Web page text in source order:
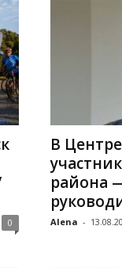
0
В
района
Alena -